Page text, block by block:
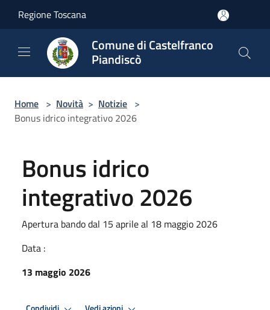
Regione Toscana
Comune di Castelfranco
Piandiscò
Home > Novità > Notizie >
Bonus idrico integrativo 2026
Bonus idrico
integrativo 2026
Apertura bando dal 15 aprile al 18 maggio 2026
Data :
13 maggio 2026